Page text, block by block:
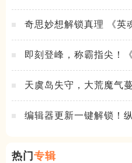
奇思妙想解锁真理 《英
即刻登峰，称霸指尖！
天虞岛失守，大荒魔气蔓
编辑器更新一键解锁！
热门 专辑